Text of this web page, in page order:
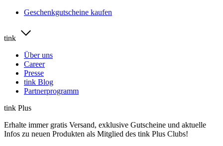
Geschenkgutscheine kaufen
tink
Über uns
Career
Presse
tink Blog
Partnerprogramm
tink Plus
Erhalte immer gratis Versand, exklusive Gutscheine und aktuelle
Infos zu neuen Produkten als Mitglied des tink Plus Clubs!